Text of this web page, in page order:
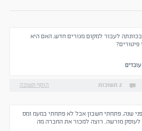
לעבור למקום מגורים חדש, האם היא
עובדים
2 תשובות הוסף תשובה
שנה, פתחתי חשבון אבל לא פתחתי במעמ ומס
לעוסק מורשה. רוצה למכור את החברה מה